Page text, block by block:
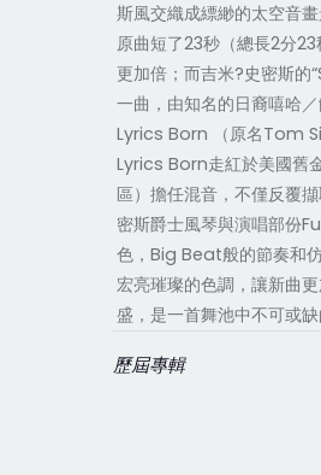
斯風交織成縹緲的太空音
原曲短了23秒（總長2分
更加倍；而吉米?史密斯的
一曲，由知名的日裔嘻哈
Lyrics Born （原名Tom
Lyrics Born走紅於美國舊
區）擔任混音，不僅反覆
密斯爵士風琴與演唱部份
色，Big Beat般的節奏和
宏亮璀璨的色調，讓新曲
盛，是一首舞池中不可或缺
歷屆專輯